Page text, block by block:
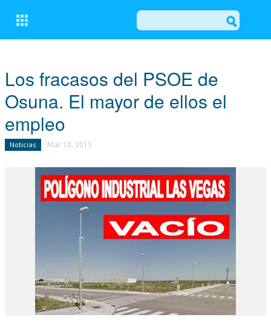
CONÓCENOS
COMITÉ EJECUTIVO LOCAL DEL PP DE OSUNA
GRUPO MUNICIPAL POPULAR
ACTUALIDAD
NOTICIAS
OTRAS INICIATIVAS
PARTICIPA
Los fracasos del PSOE de
Osuna. El mayor de ellos el
empleo
Noticias Mar 10, 2015